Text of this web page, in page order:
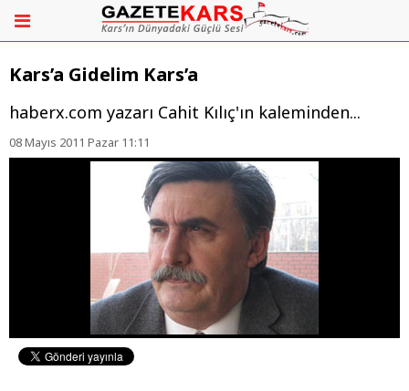
Kars’a Gidelim Kars’a
haberx.com yazarı Cahit Kılıç'ın kaleminden...
08 Mayıs 2011 Pazar 11:11